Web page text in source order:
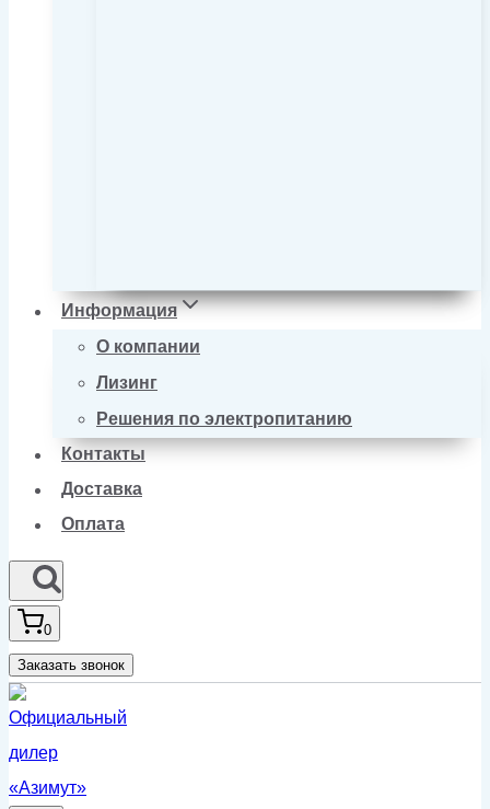
Информация
О компании
Лизинг
Решения по электропитанию
Контакты
Доставка
Оплата
0
Заказать звонок